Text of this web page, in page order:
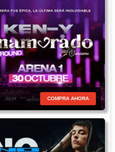
COMPRA AHORA